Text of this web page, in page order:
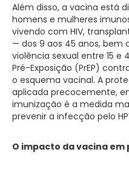
Além disso, a vacina está
homens e mulheres
vivendo com HIV,
— dos 9 aos 45 anos, bem
violência sexual entre 15 e
Pré-Exposição (PrEP)
o esquema vacinal. A
aplicada precocemente,
imunização é a medida
prevenir a infecção pelo
O impacto da vacina em